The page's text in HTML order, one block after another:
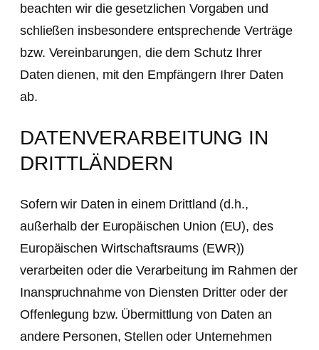
beachten wir die gesetzlichen Vorgaben und
schließen insbesondere entsprechende Verträge
bzw. Vereinbarungen, die dem Schutz Ihrer
Daten dienen, mit den Empfängern Ihrer Daten
ab.
DATENVERARBEITUNG IN
DRITTLÄNDERN
Sofern wir Daten in einem Drittland (d.h.,
außerhalb der Europäischen Union (EU), des
Europäischen Wirtschaftsraums (EWR))
verarbeiten oder die Verarbeitung im Rahmen der
Inanspruchnahme von Diensten Dritter oder der
Offenlegung bzw. Übermittlung von Daten an
andere Personen, Stellen oder Unternehmen